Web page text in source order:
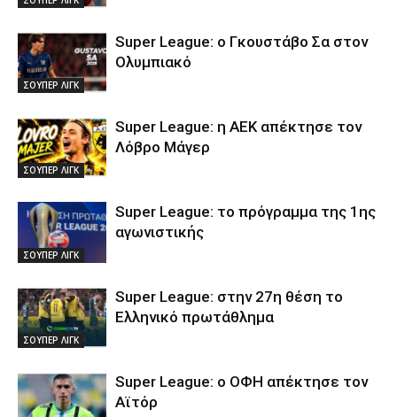
ΣΟΥΠΕΡ ΛΙΓΚ
Super League: ο Γκουστάβο Σα στον
Ολυμπιακό
ΣΟΥΠΕΡ ΛΙΓΚ
Super League: η ΑΕΚ απέκτησε τον
Λόβρο Μάγερ
ΣΟΥΠΕΡ ΛΙΓΚ
Super League: το πρόγραμμα της 1ης
αγωνιστικής
ΣΟΥΠΕΡ ΛΙΓΚ
Super League: στην 27η θέση το
Ελληνικό πρωτάθλημα
Super League: ο ΟΦΗ απέκτησε τον
Αϊτόρ